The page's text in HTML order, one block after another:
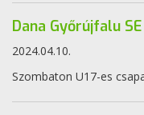
Dana Győrújfalu SE
2024.04.10.
Szombaton U17-es